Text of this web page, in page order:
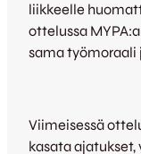
liikkeelle
ottelussa
sama työmoraali
Viimeisessä
kasata ajatukset,